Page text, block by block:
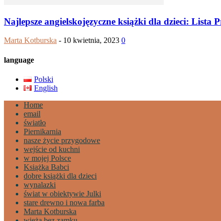
Najlepsze angielskojęzyczne książki dla dzieci: Lista
Marta Kotburska - 10 kwietnia, 2023 0
language
Polski
English
Home
email
światło
Piernikarnia
nasze życie przygodowe
wejście od kuchni
w mojej Polsce
Książka Babci
dobre książki dla dzieci
wynalazki
świat w obiektywie Julki
stare drewno i nowa farba
Marta Kotburska